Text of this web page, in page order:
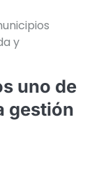
y
uno de
gestión